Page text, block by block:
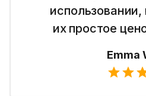
их простое
Emma